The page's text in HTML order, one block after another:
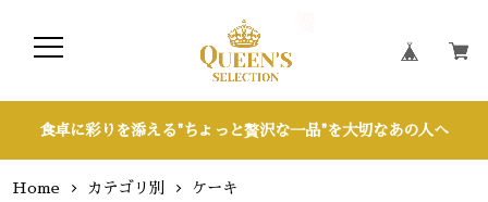
食卓に彩りを添える"ちょっと贅沢な一品"を大切なあの人へ
Home カテゴリ別 ケーキ